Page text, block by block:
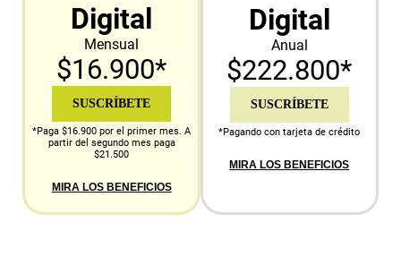
Digital
Mensual
$16.900*
SUSCRÍBETE
*Paga $16.900 por el primer mes. A
partir del segundo mes paga
$21.500
MIRA LOS BENEFICIOS
Digital
Anual
$222.800*
SUSCRÍBETE
*Pagando con tarjeta de crédito
MIRA LOS BENEFICIOS